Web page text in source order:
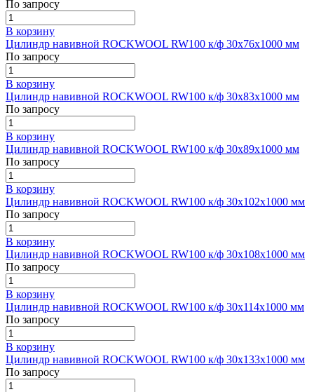
По запросу
В корзину
Цилиндр навивной ROCKWOOL RW100 к/ф 30x76x1000 мм
По запросу
В корзину
Цилиндр навивной ROCKWOOL RW100 к/ф 30x83x1000 мм
По запросу
В корзину
Цилиндр навивной ROCKWOOL RW100 к/ф 30x89x1000 мм
По запросу
В корзину
Цилиндр навивной ROCKWOOL RW100 к/ф 30x102x1000 мм
По запросу
В корзину
Цилиндр навивной ROCKWOOL RW100 к/ф 30x108x1000 мм
По запросу
В корзину
Цилиндр навивной ROCKWOOL RW100 к/ф 30x114x1000 мм
По запросу
В корзину
Цилиндр навивной ROCKWOOL RW100 к/ф 30x133x1000 мм
По запросу